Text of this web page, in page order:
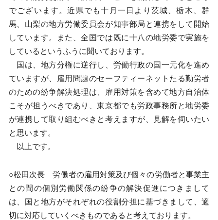
でございます。近県でも十月一日より茨城、栃木、群
馬、山梨の地方労働委員会が知事部局と連携をして開始
しています。また、全国では既に十八の地労委で実施を
しているというふうに聞いております。
国は、地方分権に逆行し、労働行政の国一元化を進め
ていますが、雇用問題のセーフティーネットたる勤労者
のための紛争解決処理は、雇用対策を含めて地方自治体
こそが担うべきであり、東京都でも労政事務所と地労委
が連携して取り組むべきと考えますが、見解を伺いたい
と思います。
以上です。
○松田次長 労働者の雇用対策及び個々の労働者と事業主
との間の個別労働関係の紛争の解決促進につきまして
は、国と地方がそれぞれの役割分担に基づきまして、適
切に対応していくべきものであると考えております。